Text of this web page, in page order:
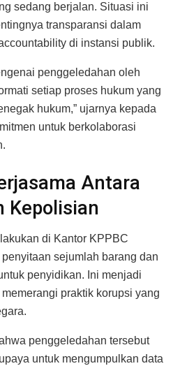
sedang berjalan. Situasi ini
transparansi dalam
di instansi publik.
penggeledahan oleh
setiap proses hukum yang
hukum,” ujarnya kepada
untuk berkolaborasi
Antara
Kepolisian
di Kantor KPPBC
sejumlah barang dan
penyidikan. Ini menjadi
praktik korupsi yang
penggeledahan tersebut
untuk mengumpulkan data